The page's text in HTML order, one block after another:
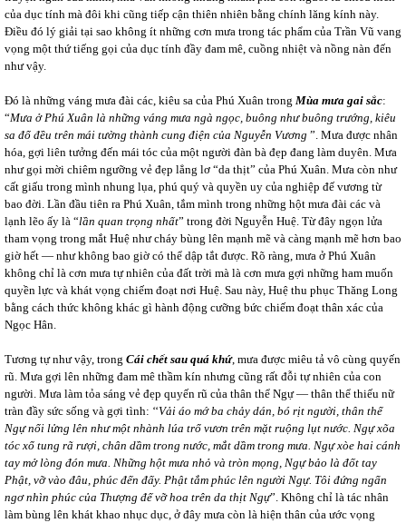
của dục tính mà đôi khi cũng tiếp cận thiên nhiên bằng chính lăng kính này.
Điều đó lý giải tại sao không ít những cơn mưa trong tác phẩm của Trần Vũ vang
vọng một thứ tiếng gọi của dục tính đầy đam mê, cuồng nhiệt và nồng nàn đến
như vậy.
Đó là những váng mưa đài các, kiêu sa của Phú Xuân trong Mùa mưa gai sắc:
“Mưa ở Phú Xuân là những váng mưa ngà ngọc, buông như buông trướng, kiêu
sa đổ đều trên mái tường thành cung điện của Nguyễn Vương ”. Mưa được nhân
hóa, gợi liên tưởng đến mái tóc của một người đàn bà đẹp đang làm duyên. Mưa
như gọi mời chiêm ngưỡng vẻ đẹp lẳng lơ “da thịt” của Phú Xuân. Mưa còn như
cất giấu trong mình nhung lụa, phú quý và quyền uy của nghiệp đế vương từ
bao đời. Lần đầu tiên ra Phú Xuân, tắm mình trong những hột mưa đài các và
lạnh lẽo ấy là “lần quan trọng nhất” trong đời Nguyễn Huệ. Từ đây ngọn lửa
tham vọng trong mắt Huệ như cháy bùng lên mạnh mẽ và càng mạnh mẽ hơn bao
giờ hết ― như không bao giờ có thể dập tắt được. Rõ ràng, mưa ở Phú Xuân
không chỉ là cơn mưa tự nhiên của đất trời mà là cơn mưa gợi những ham muốn
quyền lực và khát vọng chiếm đoạt nơi Huệ. Sau này, Huệ thu phục Thăng Long
bằng cách thức không khác gì hành động cưỡng bức chiếm đoạt thân xác của
Ngọc Hân.
Tương tự như vậy, trong Cái chết sau quá khứ, mưa được miêu tả vô cùng quyến
rũ. Mưa gợi lên những đam mê thầm kín nhưng cũng rất đỗi tự nhiên của con
người. Mưa làm tỏa sáng vẻ đẹp quyến rũ của thân thể Ngự ― thân thể thiếu nữ
tràn đầy sức sống và gợi tình: ‘‘Vải áo mớ ba chảy dán, bó rịt người, thân thể
Ngự nổi lửng lên như một nhành lúa trổ vươn trên mặt ruộng lụt nước. Ngự xõa
tóc xổ tung rã rượi, chân dầm trong nước, mắt dầm trong mưa. Ngự xòe hai cánh
tay mở lòng đón mưa. Những hột mưa nhỏ và tròn mọng, Ngự bảo là đốt tay
Phật, vỡ vào đâu, phúc đến đấy. Phật tắm phúc lên người Ngự. Tôi đứng ngẩn
ngơ nhìn phúc của Thượng đế vỡ hoa trên da thịt Ngự”. Không chỉ là tác nhân
làm bùng lên khát khao nhục dục, ở đây mưa còn là hiện thân của ước vọng